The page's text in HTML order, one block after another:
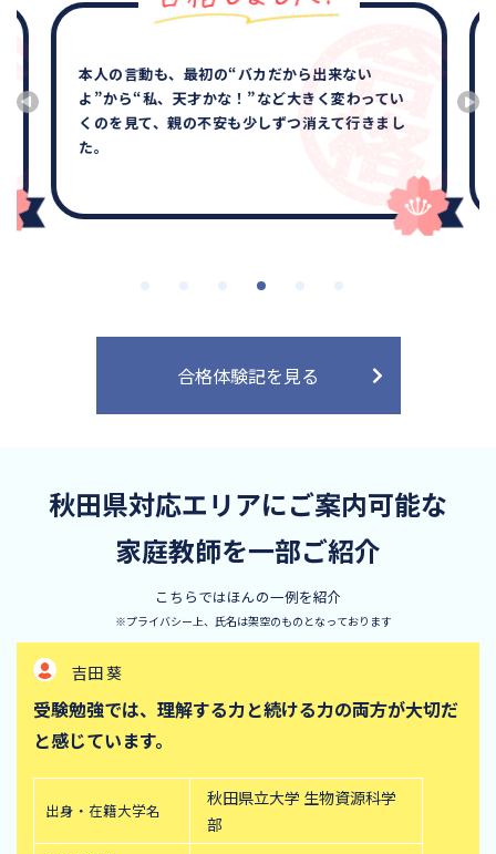
本人の言動も、最初の“バカだから出来ない
よ”から“私、天才かな！”など大きく変わってい
くのを見て、親の不安も少しずつ消えて行きまし
た。
合格体験記を見る
秋田県対応エリアにご案内可能な
家庭教師を一部ご紹介
こちらではほんの一例を紹介
※プライバシー上、氏名は架空のものとなっております
吉田 葵
受験勉強では、理解する力と続ける力の両方が大切だ
と感じています。
出身・在籍大学名
秋田県立大学 生物資源科学
部